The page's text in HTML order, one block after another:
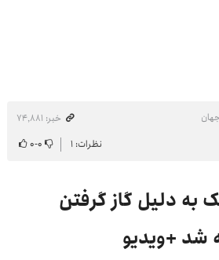
خبر: ۷۴٬۸۸۱
نظرات: ۱ ۰-۰
به دلیل گاز گرفتن
+ویدیو